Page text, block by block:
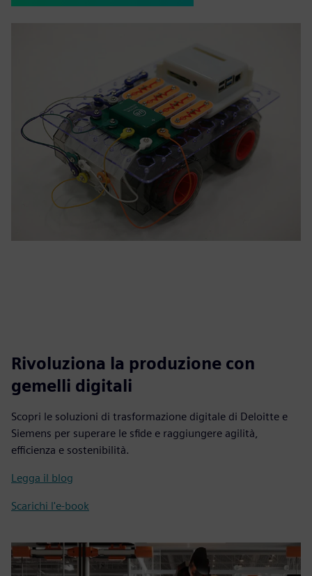
Rivoluziona la produzione con
gemelli digitali
Scopri le soluzioni di trasformazione digitale di Deloitte e
Siemens per superare le sfide e raggiungere agilità,
efficienza e sostenibilità.
Legga il blog
Scarichi l'e-book